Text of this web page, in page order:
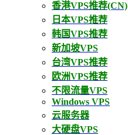
香港VPS推荐(CN)
日本VPS推荐
韩国VPS推荐
新加坡VPS
台湾VPS推荐
欧洲VPS推荐
不限流量VPS
Windows VPS
云服务器
大硬盘VPS